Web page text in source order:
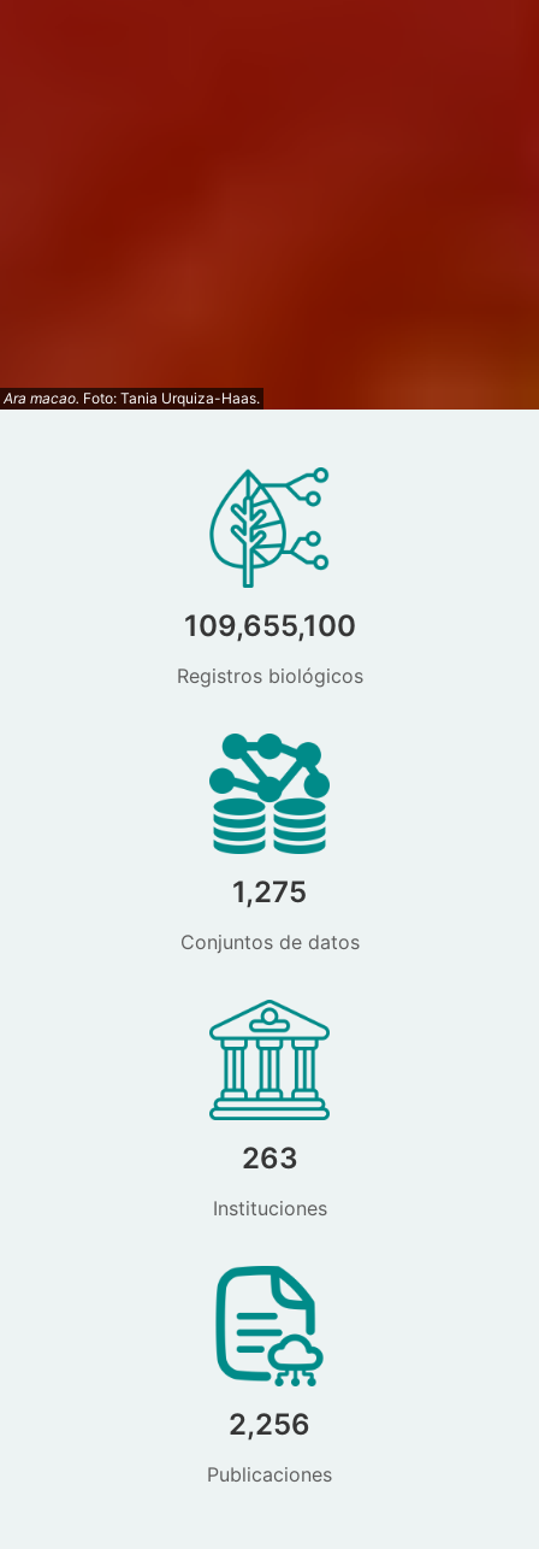
Ara macao. Foto: Tania Urquiza-Haas.
109,655,100
Registros biológicos
1,275
Conjuntos de datos
263
Instituciones
2,256
Publicaciones